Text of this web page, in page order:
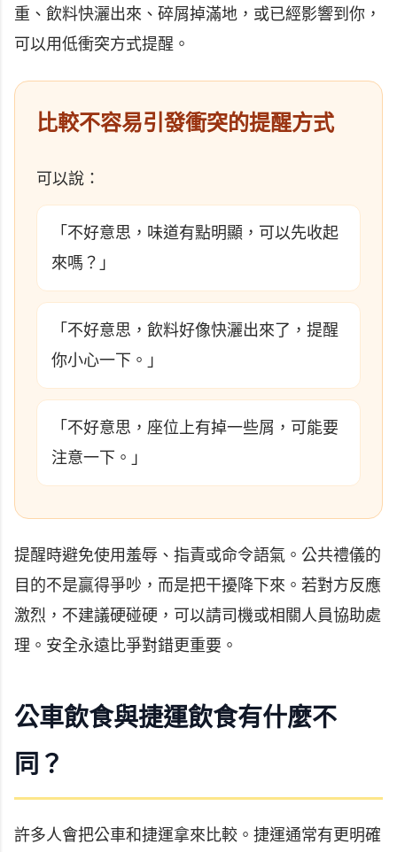
重、飲料快灑出來、碎屑掉滿地，或已經影響到你，
可以用低衝突方式提醒。
比較不容易引發衝突的提醒方式
可以說：
「不好意思，味道有點明顯，可以先收起
來嗎？」
「不好意思，飲料好像快灑出來了，提醒
你小心一下。」
「不好意思，座位上有掉一些屑，可能要
注意一下。」
提醒時避免使用羞辱、指責或命令語氣。公共禮儀的
目的不是贏得爭吵，而是把干擾降下來。若對方反應
激烈，不建議硬碰硬，可以請司機或相關人員協助處
理。安全永遠比爭對錯更重要。
公車飲食與捷運飲食有什麼不
同？
許多人會把公車和捷運拿來比較。捷運通常有更明確